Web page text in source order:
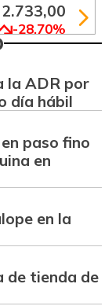
-28,70%
-14,08%
+3,53%
2.826,00
la ADR por
día hábil
paso fino
en
en la
de tienda de